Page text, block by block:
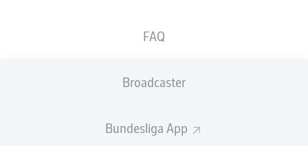
FAQ
Broadcaster
Bundesliga App